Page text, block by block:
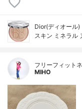
Dior(ディオール)
スキン ミネラル
フリーフィット
MIHO